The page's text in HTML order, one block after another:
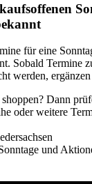
für eine
Sobald Termine
werden,
Dann
oder weitere
und